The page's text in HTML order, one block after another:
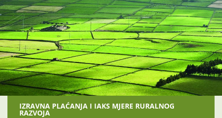
IZRAVNA PLAĆANJA I IAKS MJERE RURALNOG
RAZVOJA